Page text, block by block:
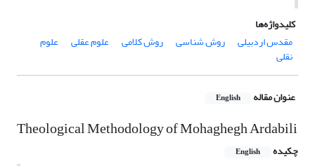
کلیدواژه‌ها
مقدس اردبیلی
روش شناسی روش کلامی علوم عقلی علوم
نقلی
عنوان مقاله English
Theological Methodology of Mohaghegh Ardabili
چکیده English